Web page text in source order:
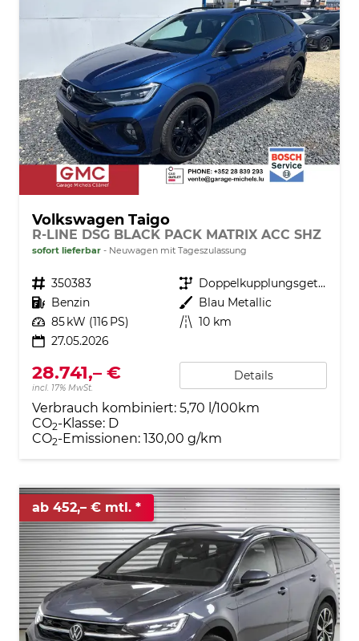
Volkswagen Taigo
R-LINE DSG BLACK PACK MATRIX ACC SHZ
sofort lieferbar Neuwagen mit Tageszulassung
Fahrzeugnr. 350383 Getriebe
Doppelkupplungsgetriebe (DSG)
Kraftstoff Benzin Außenfarbe Blau Metallic
Leistung 85 kW (116 PS) Kilometerstand 10 km
27.05.2026
28.741,– €
incl. 17% MwSt.
Details
Verbrauch kombiniert: 5,70 l/100km
CO2-Klasse: D
CO2-Emissionen: 130,00 g/km
ab 452,– € mtl.